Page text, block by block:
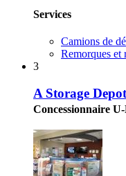
Services
Camions de
Remorques et
3
A Storage Depot
Concessionnaire